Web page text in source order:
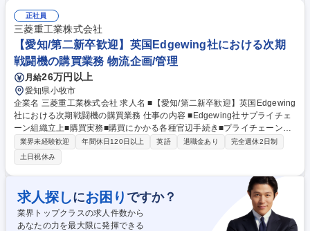
算、原価管理、予算管理 ■製品設計・技術：製品設計、評価、量産対応 ■
営業：既存顧客対応、受注管理、提案活動 ■生産・購買・業務企画：生産
管理、調達、業務改善 ■IT・業務支援：社内システム運用、業務効率化 募
集職種 【安城/オープンポジション】年間休日121日/（第二新卒歓迎／全
職種横断）
正社員
三菱重工業株式会社
【愛知/第二新卒歓迎】英国Edgewing社における次期
戦闘機の購買業務 物流企画/管理
月給26万円以上
愛知県小牧市
企業名 三菱重工業株式会社 求人名 ■【愛知/第二新卒歓迎】英国Edgewing
社における次期戦闘機の購買業務 仕事の内容 ■Edgewing社サプライチェ
ーン組織立上■購買実務■購買にかかる各種官辺手続き■プライチェーンに
かかるステークホルダーとの各種調整 【業務詳細】■購買プロセス、ガバ
ナンス体制の整備■関連部門からの要求に基づきサプライヤ選定、契約、
発注（客先納入品の直接購買だけでなく、社内設備・備品・福利厚生とい
った間接購買も含む）■サプライヤのセキュリティクリアランス承認手続
き、輸出管理■各国防衛省（MOD）、当社・BAE・Leonardo調達との各
種調整 募集職種 ■【愛知/第二新卒歓迎】英国Edgewing社における次期戦
闘機の購買業務
業界未経験歓迎 年間休日120日以上 英語 退職金あり
完全週休2日制
土日祝休み
求人探しにお困り ですか？
業界トップクラスの求人件数から
あなたの力を最大限に発揮できる